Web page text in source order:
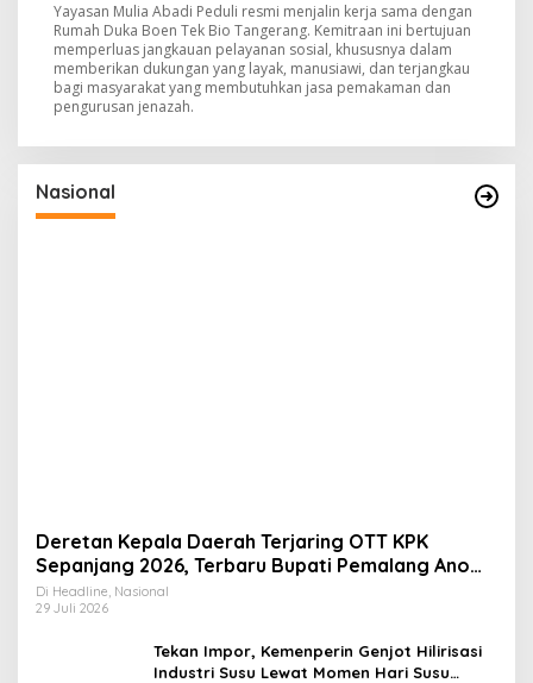
Yayasan Mulia Abadi Peduli resmi menjalin kerja sama dengan
Rumah Duka Boen Tek Bio Tangerang. Kemitraan ini bertujuan
memperluas jangkauan pelayanan sosial, khususnya dalam
memberikan dukungan yang layak, manusiawi, dan terjangkau
bagi masyarakat yang membutuhkan jasa pemakaman dan
pengurusan jenazah.
Nasional
Deretan Kepala Daerah Terjaring OTT KPK
Sepanjang 2026, Terbaru Bupati Pemalang Anom
Widiyantoro
Di Headline, Nasional
29 Juli 2026
Tekan Impor, Kemenperin Genjot Hilirisasi
Industri Susu Lewat Momen Hari Susu